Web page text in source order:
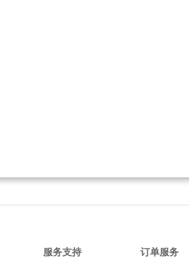
服务支持 订单服务